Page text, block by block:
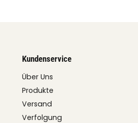
Kundenservice
Über Uns
Produkte
Versand
Verfolgung